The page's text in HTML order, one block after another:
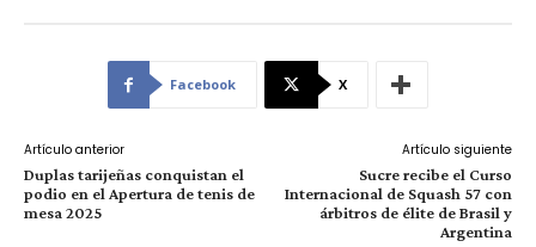
Facebook X
Artículo anterior
Duplas tarijeñas conquistan el
podio en el Apertura de tenis de
mesa 2025
Artículo siguiente
Sucre recibe el Curso
Internacional de Squash 57 con
árbitros de élite de Brasil y
Argentina